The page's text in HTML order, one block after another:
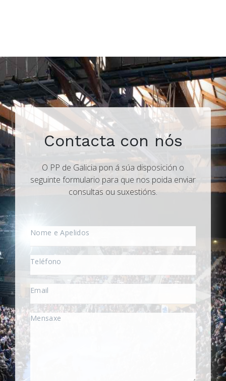
Contacta con nós
O PP de Galicia pon á súa disposición o
seguinte formulario para que nos poida enviar
consultas ou suxestións.